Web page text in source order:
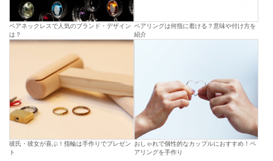
ペアネックレスで人気のブランド・デザイン
は？
ペアリングは何指に着ける？意味や付け方を
紹介
彼氏・彼女が喜ぶ！指輪は手作りでプレゼン
ト
おしゃれで個性的なカップルにおすすめ！ペ
アリングを手作り